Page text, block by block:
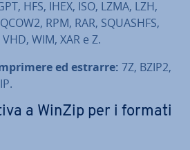
HFS, IHEX, ISO, LZMA, LZH,
RPM, RAR, SQUASHFS,
WIM, XAR e Z.
ed estrarre: 7Z, BZIP2,
a WinZip per i formati